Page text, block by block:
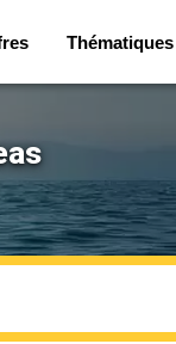
Thématiques